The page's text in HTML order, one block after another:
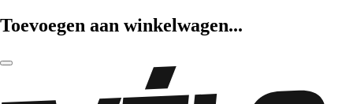
Toevoegen aan winkelwagen...